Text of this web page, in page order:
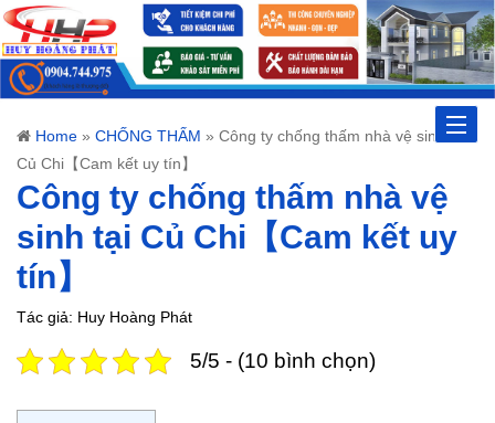
Toggle
Home » CHỐNG THẤM » Công ty chống thấm nhà vệ sinh tại
Củ Chi【Cam kết uy tín】
Công ty chống thấm nhà vệ
sinh tại Củ Chi【Cam kết uy
tín】
Tác giả: Huy Hoàng Phát
5/5 - (10 bình chọn)